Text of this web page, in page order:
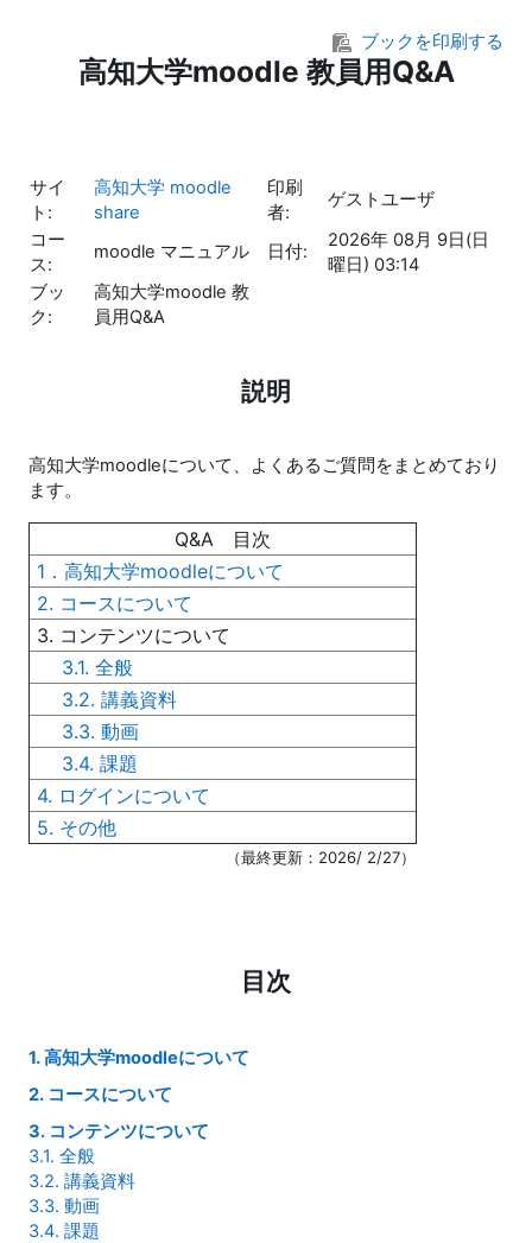
ブックを印刷する
高知大学moodle 教員用Q&A
サイ
ト:
高知大学 moodle
share
コー
ス:
moodle マニュアル
ブッ
ク:
高知大学moodle 教
員用Q&A
印刷
者:
ゲストユーザ
日付:
2026年 08月 9日(日
曜日) 03:14
説明
高知大学moodleについて、よくあるご質問をまとめており
ます。
Q&A 目次
1．高知大学moodleについて
2. コースについて
3. コンテンツについて
3.1. 全般
3.2. 講義資料
3.3. 動画
3.4. 課題
4. ログインについて
5. その他
（最終更新：2026/ 2/27）
目次
1. 高知大学moodleについて
2. コースについて
3. コンテンツについて
3.1. 全般
3.2. 講義資料
3.3. 動画
3.4. 課題